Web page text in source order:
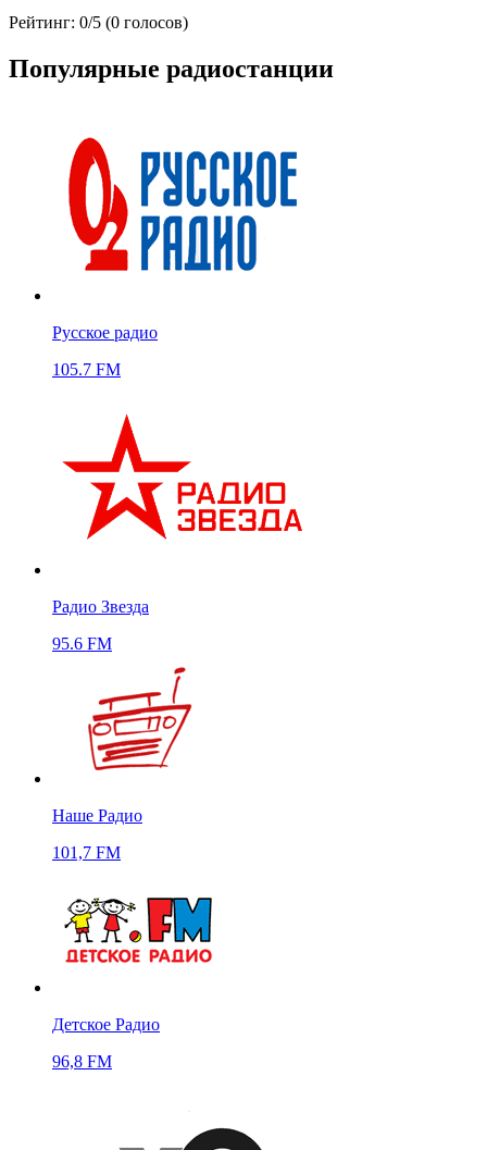
Рейтинг: 0/5 (0 голосов)
Популярные радиостанции
Русское радио
105.7 FM
Радио Звезда
95.6 FM
Наше Радио
101,7 FM
Детское Радио
96,8 FM